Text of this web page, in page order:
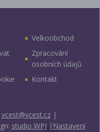
Velkoobchod
Zpracování
osobních údajů
Kontakt
vcest@vcest.cz|
studio WPJ | Nastavení